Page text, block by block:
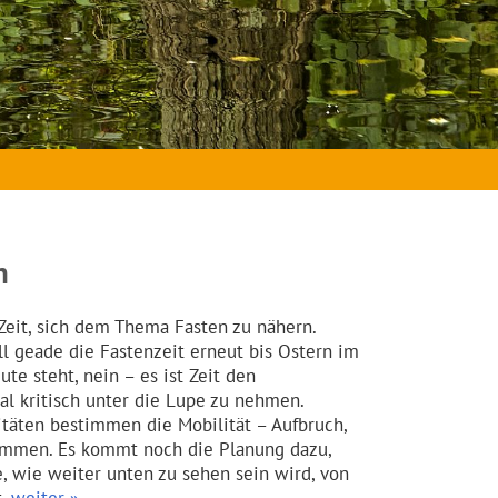
sich dem Thema Fasten zu nähern.
geade die Fastenzeit erneut bis Ostern im
steht, nein – es ist Zeit den
kritisch unter die Lupe zu nehmen.
bestimmen die Mobilität – Aufbruch,
Es kommt noch die Planung dazu,
wie weiter unten zu sehen sein wird, von